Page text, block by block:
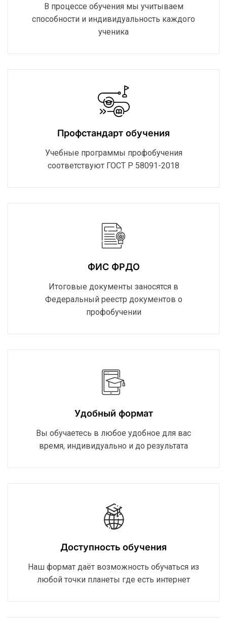
В процессе обучения мы учитываем
способности и индивидуальность каждого
ученика
Профстандарт обучения
Учебные программы профобучения
соответствуют ГОСТ Р 58091-2018
ФИС ФРДО
Итоговые документы заносятся в
Федеральный реестр документов о
профобучении
Удобный формат
Вы обучаетесь в любое удобное для вас
время, индивидуально и до результата
Доступность обучения
Наш формат даёт возможность обучаться из
любой точки планеты где есть интернет